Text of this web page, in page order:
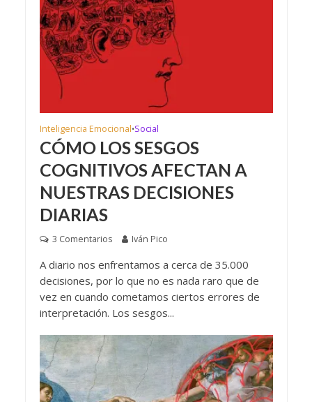
Inteligencia Emocional•Social
CÓMO LOS SESGOS
COGNITIVOS AFECTAN A
NUESTRAS DECISIONES
DIARIAS
3 Comentarios Iván Pico
A diario nos enfrentamos a cerca de 35.000
decisiones, por lo que no es nada raro que de
vez en cuando cometamos ciertos errores de
interpretación. Los sesgos...